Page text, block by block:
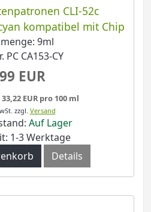
CLI-52c
kompatibel mit Chip
9ml
PC CA153-CY
EUR
EUR pro 100 ml
zzgl. Versand
Auf Lager
1-3 Werktage
Details